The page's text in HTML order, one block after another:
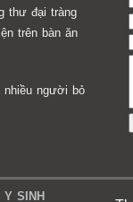
thư đại tràng
trên bàn ăn
nhiều người bỏ
Y SINH